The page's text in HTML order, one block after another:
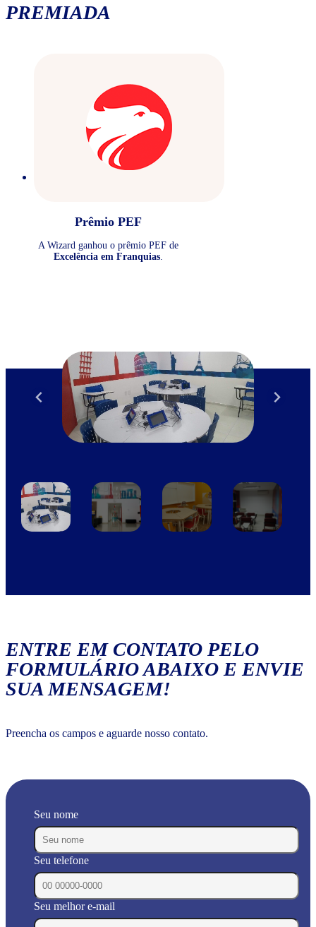
PREMIADA
Prêmio PEF
A Wizard ganhou o prêmio PEF de
Excelência em Franquias.
ENTRE EM CONTATO PELO
FORMULÁRIO ABAIXO E ENVIE
SUA MENSAGEM!
Preencha os campos e aguarde nosso contato.
Seu nome
Seu telefone
Seu melhor e-mail